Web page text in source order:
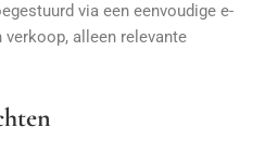
via een eenvoudige e-
verkoop, alleen relevante